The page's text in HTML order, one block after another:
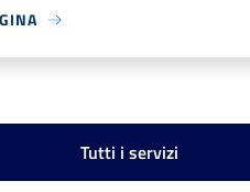
Tutti i servizi